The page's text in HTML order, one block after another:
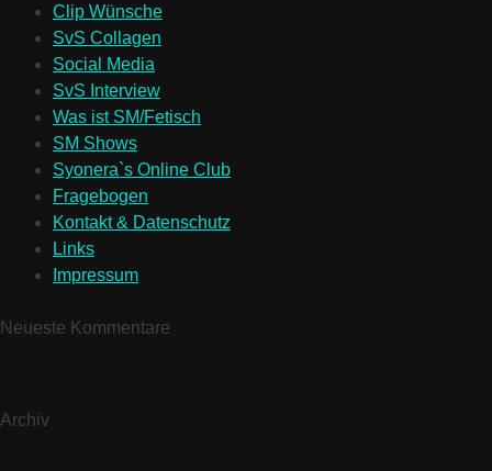
Clip Wünsche
SvS Collagen
Social Media
SvS Interview
Was ist SM/Fetisch
SM Shows
Syonera`s Online Club
Fragebogen
Kontakt & Datenschutz
Links
Impressum
Neueste Kommentare
Archiv